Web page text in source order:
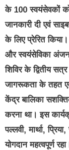
के 100 स्वयंसेवकों
जानकारी दी एवं
के लिए प्रेरित
और स्वयंसेविका
शिविर के द्वितीय
जागरूकता के तहत
केंद्र बालिका
करना था। इस
पल्लवी, मार्था,
योगदान महत्वपूर्ण